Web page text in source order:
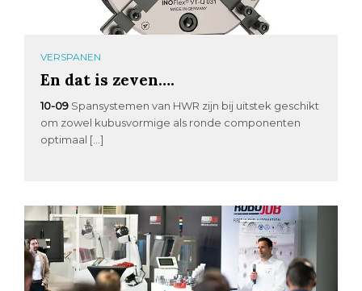
VERSPANEN
En dat is zeven….
10-09 Spansystemen van HWR zijn bij uitstek geschikt
om zowel kubusvormige als ronde componenten
optimaal […]